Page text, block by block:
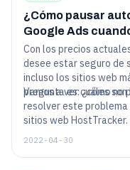
¿Cómo pausar
Google Ads
Con los precios
desee estar seguro de
incluso los sitios web
pregunta es: ¿cómo no
Vamos a ver cuáles
resolver este problema
sitios web HostTracker.
2022-04-30